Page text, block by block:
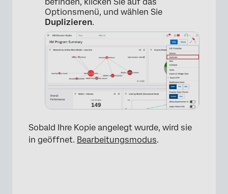
×
Optionsmenü, und wählen Sie
Duplizieren.
Sobald Ihre Kopie angelegt wurde, wird sie
in geöffnet. Bearbeitungsmodus.